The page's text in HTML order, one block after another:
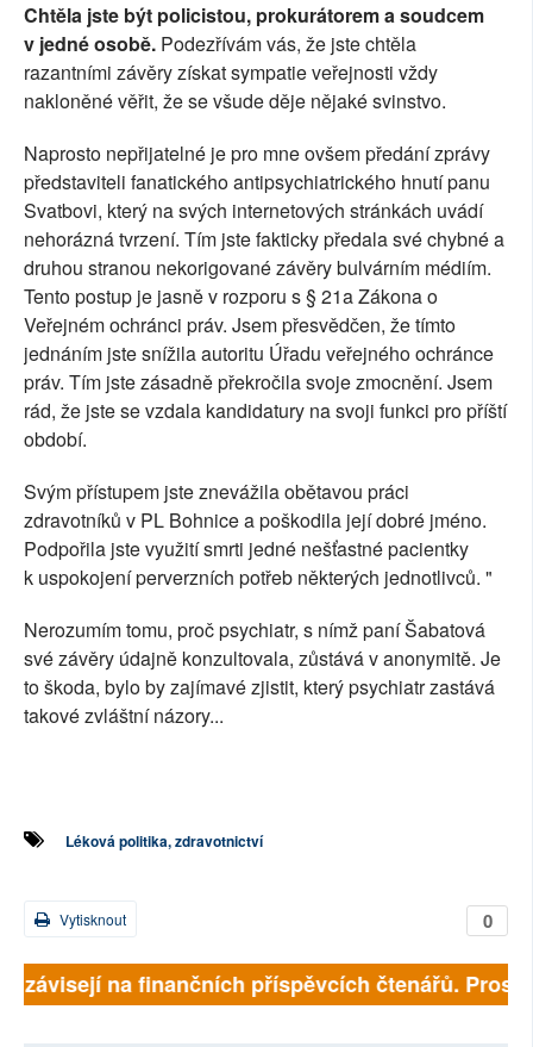
Chtěla jste být policistou, prokurátorem a soudcem
v jedné osobě. Podezřívám vás, že jste chtěla
razantními závěry získat sympatie veřejnosti vždy
nakloněné věřit, že se všude děje nějaké svinstvo.
Naprosto nepřijatelné je pro mne ovšem předání zprávy
představiteli fanatického antipsychiatrického hnutí panu
Svatbovi, který na svých internetových stránkách uvádí
nehorázná tvrzení. Tím jste fakticky předala své chybné a
druhou stranou nekorigované závěry bulvárním médiím.
Tento postup je jasně v rozporu s § 21a Zákona o
Veřejném ochránci práv. Jsem přesvědčen, že tímto
jednáním jste snížila autoritu Úřadu veřejného ochránce
práv. Tím jste zásadně překročila svoje zmocnění. Jsem
rád, že jste se vzdala kandidatury na svoji funkci pro příští
období.
Svým přístupem jste znevážila obětavou práci
zdravotníků v PL Bohnice a poškodila její dobré jméno.
Podpořila jste využití smrti jedné nešťastné pacientky
k uspokojení perverzních potřeb některých jednotlivců. "
Nerozumím tomu, proč psychiatr, s nímž paní Šabatová
své závěry údajně konzultovala, zůstává v anonymitě. Je
to škoda, bylo by zajímavé zjistit, který psychiatr zastává
takové zvláštní názory...
Léková politika, zdravotnictví
0
Vytisknout
na finančních příspěvcích čtenářů.